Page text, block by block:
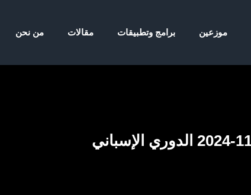
موزعين برامج وتطبيقات مقالات من نحن